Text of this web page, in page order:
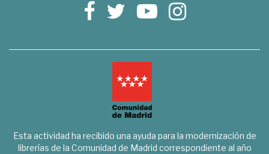
Esta actividad ha recibido una ayuda para la modernización de
librerías de la Comunidad de Madrid correspondiente al año